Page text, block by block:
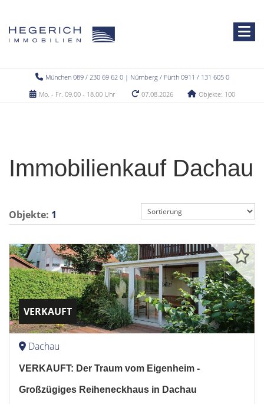
München 089 / 230 69 62 0 | Nürnberg / Fürth 0911 / 131 605 0
Mo. - Fr. 09.00 - 18.00 Uhr
07.08.2026 Objekte: 100
Immobilienkauf Dachau
Objekte: 1
VERKAUFT
Dachau
VERKAUFT: Der Traum vom Eigenheim -
Großzügiges Reiheneckhaus in Dachau